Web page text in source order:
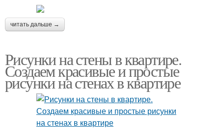
читать дальше →
Рисунки на стены в квартире.
Создаем красивые и простые
рисунки на стенах в квартире